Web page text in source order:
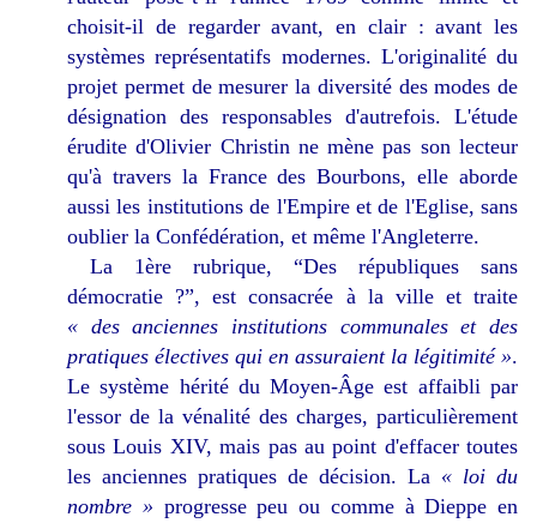
choisit-il de regarder avant, en clair : avant les
systèmes représentatifs modernes. L'originalité du
projet permet de mesurer la diversité des modes de
désignation des responsables d'autrefois. L'étude
érudite d'Olivier Christin ne mène pas son lecteur
qu'à travers la France des Bourbons, elle aborde
aussi les institutions de l'Empire et de l'Eglise, sans
oublier la Confédération, et même l'Angleterre.
La 1ère rubrique, “Des républiques sans
démocratie ?”, est consacrée à la ville et traite
« des anciennes institutions communales et des
pratiques électives qui en assuraient la légitimité ».
Le système hérité du Moyen-Âge est affaibli par
l'essor de la vénalité des charges, particulièrement
sous Louis XIV, mais pas au point d'effacer toutes
les anciennes pratiques de décision. La « loi du
nombre » progresse peu ou comme à Dieppe en